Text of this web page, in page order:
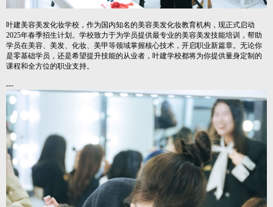
叶建美容美发化妆学校，作为国内知名的美容美发化妆教育机构，现正式启动
2025年春季招生计划。学校致力于为学员提供最专业的美容美发技能培训，帮助
学员在美容、美发、化妆、美甲等领域掌握核心技术，开启职业新篇章。无论你
是零基础学员，还是希望提升技能的从业者，叶建学校都将为你提供量身定制的
课程和全方位的职业支持。
---